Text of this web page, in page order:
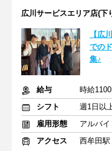
広川サービスエリア店(下
【広
での
集♪
給与
時給
シフト
雇用形態
アルバイ
アクセス
西牟田